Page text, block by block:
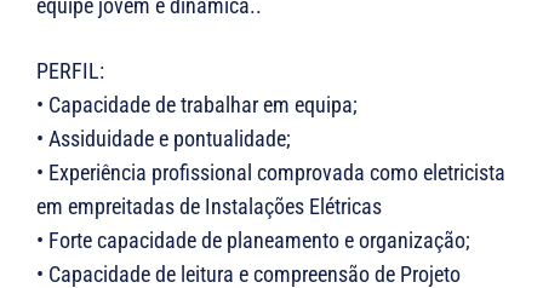
equipe jovem e dinâmica..
PERFIL:
• Capacidade de trabalhar em equipa;
• Assiduidade e pontualidade;
• Experiência profissional comprovada como eletricista
em empreitadas de Instalações Elétricas
• Forte capacidade de planeamento e organização;
• Capacidade de leitura e compreensão de Projeto